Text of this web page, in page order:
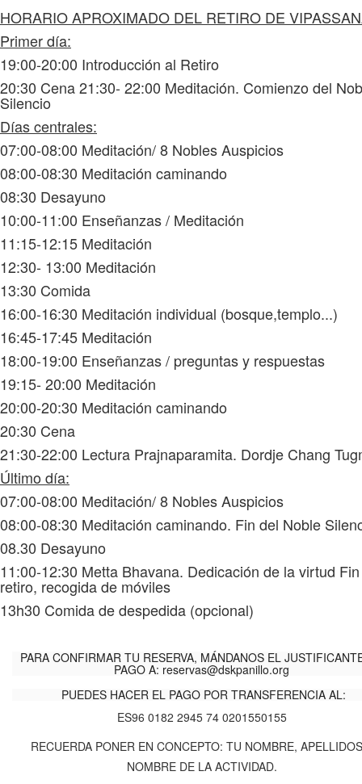
HORARIO APROXIMADO DEL RETIRO DE
Primer día:
19:00-20:00 Introducción al Retiro
20:30 Cena 21:30- 22:00 Meditación. Comienzo del
Silencio
Días centrales:
07:00-08:00 Meditación/ 8 Nobles Auspicios
08:00-08:30 Meditación caminando
08:30 Desayuno
10:00-11:00 Enseñanzas / Meditación
11:15-12:15 Meditación
12:30- 13:00 Meditación
13:30 Comida
16:00-16:30 Meditación individual (bosque,templo...)
16:45-17:45 Meditación
18:00-19:00 Enseñanzas / preguntas y respuestas
19:15- 20:00 Meditación
20:00-20:30 Meditación caminando
20:30 Cena
21:30-22:00 Lectura Prajnaparamita. Dordje Chang
Último día:
07:00-08:00 Meditación/ 8 Nobles Auspicios
08:00-08:30 Meditación caminando. Fin del Noble
08.30 Desayuno
11:00-12:30 Metta Bhavana. Dedicación de la virtud
retiro, recogida de móviles
13h30 Comida de despedida (opcional)
PARA CONFIRMAR TU RESERVA, MÁNDANOS EL
PAGO A: reservas@dskpanillo.org
PUEDES HACER EL PAGO POR TRANSFERENCIA AL:
ES96 0182 2945 74 0201550155
RECUERDA PONER EN CONCEPTO: TU NOMBRE,
NOMBRE DE LA ACTIVIDAD.